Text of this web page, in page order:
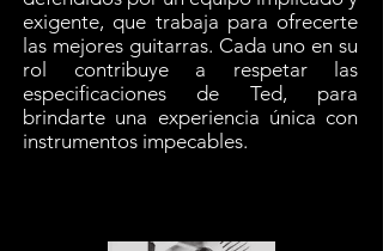
exigente, que trabaja para ofrecerte
las mejores guitarras. Cada uno en su
rol contribuye a respetar las
especificaciones de Ted, para
brindarte una experiencia única con
instrumentos impecables.